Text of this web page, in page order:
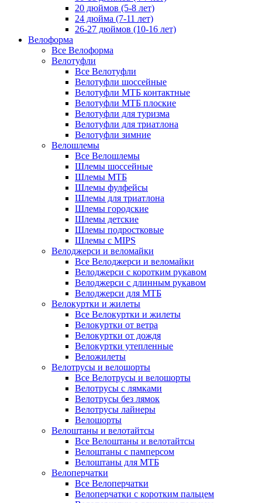
20 дюймов (5-8 лет)
24 дюйма (7-11 лет)
26-27 дюймов (10-16 лет)
Велоформа
Все Велоформа
Велотуфли
Все Велотуфли
Велотуфли шоссейные
Велотуфли МТБ контактные
Велотуфли МТБ плоские
Велотуфли для туризма
Велотуфли для триатлона
Велотуфли зимние
Велошлемы
Все Велошлемы
Шлемы шоссейные
Шлемы МТБ
Шлемы фулфейсы
Шлемы для триатлона
Шлемы городские
Шлемы детские
Шлемы подростковые
Шлемы с MIPS
Велоджерси и веломайки
Все Велоджерси и веломайки
Велоджерси с коротким рукавом
Велоджерси с длинным рукавом
Велоджерси для МТБ
Велокуртки и жилеты
Все Велокуртки и жилеты
Велокуртки от ветра
Велокуртки от дождя
Велокуртки утепленные
Веложилеты
Велотрусы и велошорты
Все Велотрусы и велошорты
Велотрусы с лямками
Велотрусы без лямок
Велотрусы лайнеры
Велошорты
Велоштаны и велотайтсы
Все Велоштаны и велотайтсы
Велоштаны с памперсом
Велоштаны для МТБ
Велоперчатки
Все Велоперчатки
Велоперчатки с коротким пальцем